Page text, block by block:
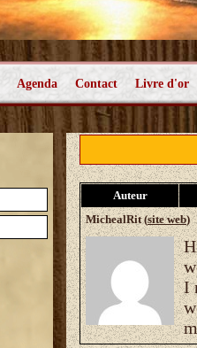
Agenda Contact Livre d'or
Auteur
MichealRit (site web)
I